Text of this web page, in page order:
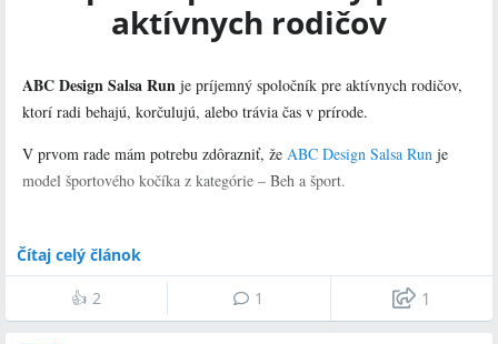
aktívnych rodičov
ABC Design Salsa Run je príjemný spoločník pre aktívnych rodičov,
ktorí radi behajú, korčulujú, alebo trávia čas v prírode.
V prvom rade mám potrebu zdôrazniť, že ABC Design Salsa Run je
model športového kočíka z kategórie – Beh a šport.
V čom spočíva výnimočnosť kočíka Salsa Run?
otočnosti športového sedadla.
V možnosti
umiestnenia doplnkových nadstávb
na konštrukciu –
Čítaj celý článok
👍 2 1 1